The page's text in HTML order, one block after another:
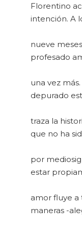
Florentino
intención. A
nueve
profesado
una vez
depurado
traza la
que no ha
por
estar
amor fluye a
maneras -